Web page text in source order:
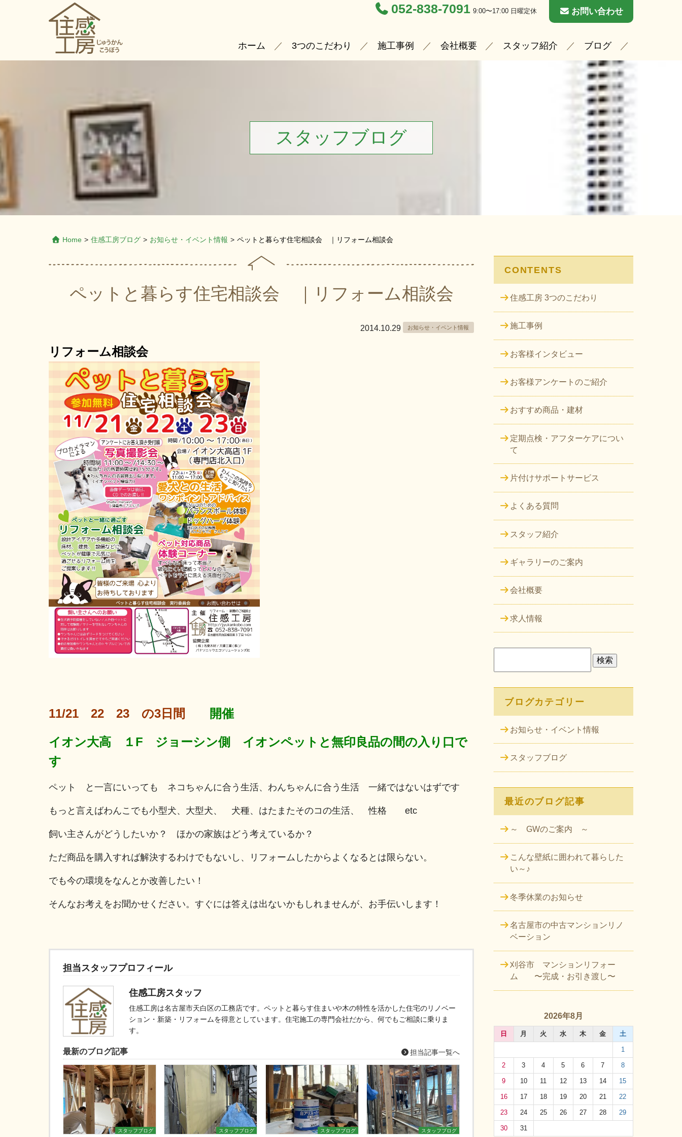
052-838-7091 9:00〜17:00 日曜定休 お問い合わせ
ホーム 3つのこだわり 施工事例 会社概要 スタッフ紹介 ブログ
スタッフブログ
Home > 住感工房ブログ > お知らせ・イベント情報 > ペットと暮らす住宅相談会 ｜リフォーム相談会
ペットと暮らす住宅相談会 ｜リフォーム相談会
2014.10.29 お知らせ・イベント情報
リフォーム相談会
11/21 22 23 の3日間 開催
イオン大高 １F ジョーシン側 イオンペットと無印良品の間の入り口で
す
ペット と一言にいっても ネコちゃんに合う生活、わんちゃんに合う生活 一緒ではないはずです
もっと言えばわんこでも小型犬、大型犬、 犬種、はたまたそのコの生活、 性格 etc
飼い主さんがどうしたいか？ ほかの家族はどう考えているか？
ただ商品を購入すれば解決するわけでもないし、リフォームしたからよくなるとは限らない。
でも今の環境をなんとか改善したい！
そんなお考えをお聞かせください。すぐには答えは出ないかもしれませんが、お手伝いします！
担当スタッフプロフィール
住感工房スタッフ
住感工房は名古屋市天白区の工務店です。ペットと暮らす住まいや木の特性を活かした住宅のリノベー
ション・新築・リフォームを得意としています。住宅施工の専門会社だから、何でもご相談に乗りま
す。
最新のブログ記事 担当記事一覧へ
スタッフブログ
スタッフブログ
スタッフブログ
スタッフブログ
CONTENTS
住感工房 3つのこだわり
施工事例
お客様インタビュー
お客様アンケートのご紹介
おすすめ商品・建材
定期点検・アフターケアについ
て
片付けサポートサービス
よくある質問
スタッフ紹介
ギャラリーのご案内
会社概要
求人情報
ブログカテゴリー
お知らせ・イベント情報
スタッフブログ
最近のブログ記事
～ GWのご案内 ～
こんな壁紙に囲われて暮らした
い～♪
冬季休業のお知らせ
名古屋市の中古マンションリノ
ベーション
刈谷市 マンションリフォー
ム 〜完成・お引き渡し〜
2026年8月
日 月 火 水 木 金 土
1
2 3 4 5 6 7 8
9 10 11 12 13 14 15
16 17 18 19 20 21 22
23 24 25 26 27 28 29
30 31